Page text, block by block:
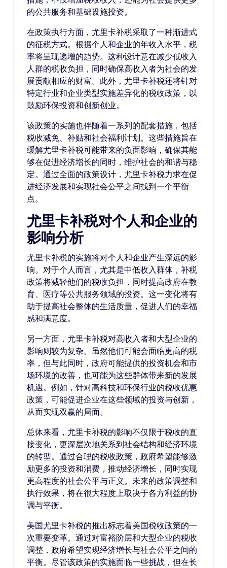
的公共服务和基础设施投资。
在政策执行方面，尤里卡补税采取了一种渐进式
的征税方式。根据个人和企业的年收入水平，税
率将呈现递增的趋势。这种设计意在减少低收入
人群的税收负担，同时确保高收入者为社会的发
展贡献相应的财富。此外，尤里卡补税还将针对
特定行业和企业类型实施差异化的税收政策，以
鼓励环保投资和创新创业。
该政策的实施也伴随着一系列的配套措施，包括
税收减免、补贴和社会福利计划。这些措施旨在
缓解尤里卡补税可能带来的负面影响，确保其能
够在促进经济增长的同时，维护社会的和谐与稳
定。通过全面的政策设计，尤里卡补税力求在促
进经济发展和实现社会公平之间找到一个平衡
点。
尤里卡补税对个人和企业的
影响分析
尤里卡补税的实施将对个人和企业产生深远的影
响。对于个人而言，尤其是中低收入群体，补税
政策将减轻他们的税收负担，同时提高政府在教
育、医疗等公共服务领域的投资。这一变化将有
助于提高社会整体的生活质量，促进人们的幸福
感和满意度。
另一方面，尤里卡补税对高收入者和大型企业的
影响则较为复杂。虽然他们可能会面临更高的税
率，但与此同时，政府可能提供的投资机会和市
场环境的改善，也可能为这些群体带来新的发展
机遇。例如，针对高科技和环保行业的税收优惠
政策，可能促进企业在这些领域的投资与创新，
从而实现双赢的局面。
总体来看，尤里卡补税的影响不仅限于税收的直
接变化，更深层次地关系到社会结构和经济环境
的转型。通过合理的税收政策，政府希望能够激
励更多的投资和消费，推动经济增长，同时实现
更高程度的社会公平与正义。未来的政策调整和
执行效果，将在很大程度上取决于各方利益的协
调与平衡。
美国尤里卡补税的推出标志着美国税收政策的一
次重要变革。通过对富裕阶层和大型企业的税收
调整，政府希望实现经济增长与社会公平之间的
平衡。尽管该政策的实施面临一些挑战，但在长